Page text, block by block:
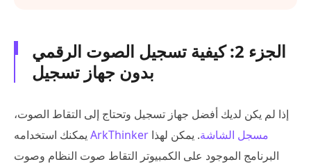
الجزء 2: كيفية تسجيل الصوت الرقمي
بدون جهاز تسجيل
إذا لم يكن لديك أفضل جهاز تسجيل وتحتاج إلى التقاط الصوت،
ArkThinker مسجل الشاشة. يمكن لهذا
البرنامج الموجود على الكمبيوتر التقاط صوت النظام وصوت